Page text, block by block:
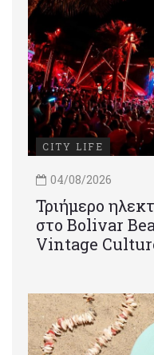
CITY LIFE
04/08/2026
Τριήμερο
στο Bolivar
Vintage